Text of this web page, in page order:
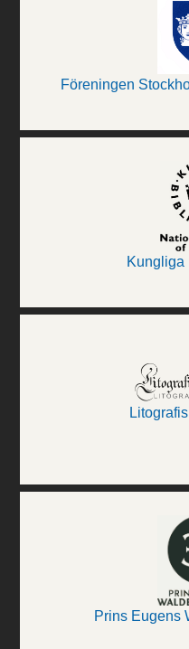
Föreningen
Kungliga
Prins Eugens